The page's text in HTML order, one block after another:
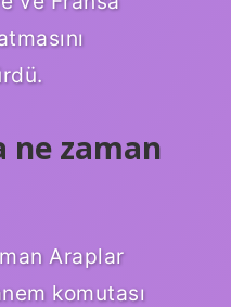
ne zaman
Araplar
komutası